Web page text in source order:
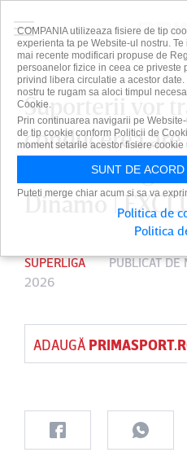
Suporterii vor
conducerea
ce vor să bage
Dinamo |
SUPERLIGA PUBLICAT DE
2026
ADAUGĂ
COMPANIA utilizeaza fisiere de tip
experienta ta pe Website-ul nostru.
mai recente modificari propuse de
persoanelor fizice in ceea ce priveste
privind libera circulatie a acestor
nostru te rugam sa aloci timpul
Cookie.
Prin continuarea navigarii pe
de tip cookie conform Politicii de
moment setarile acestor fisiere
SUNT DE
Puteti merge chiar acum si sa va
Politica de
Politica